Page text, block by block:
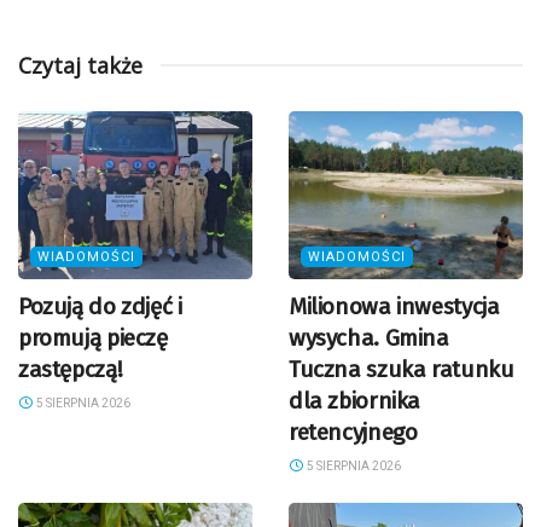
Czytaj także
WIADOMOŚCI
Pozują do zdjęć i
promują pieczę
zastępczą!
5 SIERPNIA 2026
WIADOMOŚCI
Milionowa inwestycja
wysycha. Gmina
Tuczna szuka ratunku
dla zbiornika
retencyjnego
5 SIERPNIA 2026